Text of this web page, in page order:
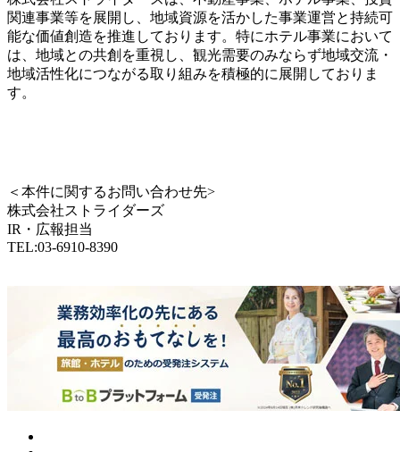
関連事業等を展開し、地域資源を活かした事業運営と持続可
能な価値創造を推進しております。特にホテル事業において
は、地域との共創を重視し、観光需要のみならず地域交流・
地域活性化につながる取り組みを積極的に展開しておりま
す。
＜本件に関するお問い合わせ先>
株式会社ストライダーズ
IR・広報担当
TEL:03-6910-8390